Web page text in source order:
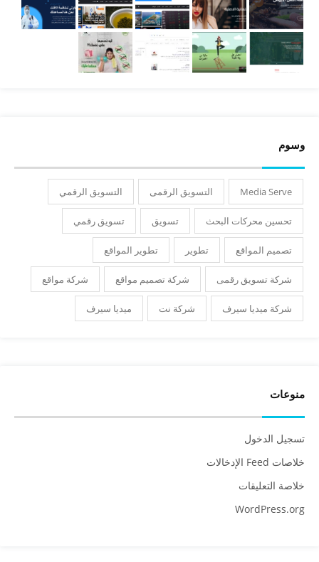
وسوم
Media Serve التسويق الرقمى التسويق الرقمي
تحسين محركات البحث تسويق تسويق رقمي
تصميم المواقع تطوير تطوير المواقع
شركة تسويق رقمى شركة تصميم مواقع شركة مواقع
شركة ميديا سيرف شركة نت ميديا سيرف
منوعات
تسجيل الدخول
خلاصات Feed الإدخالات
خلاصة التعليقات
WordPress.org